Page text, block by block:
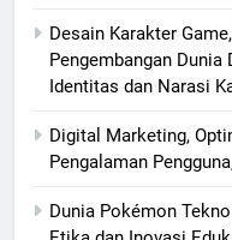
Desain Karakter
Pengembangan Dunia
Identitas dan Narasi
Digital Marketing,
Pengalaman
Dunia Pokémon